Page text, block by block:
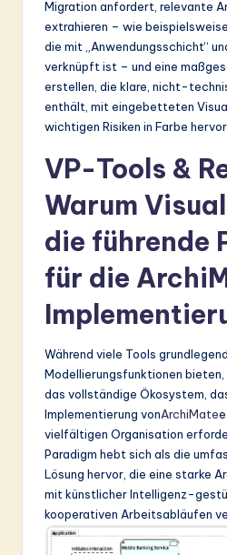
Migration anfordert, relevante
extrahieren – wie
die mit „Anwendungsschicht“
verknüpft ist – und eine
erstellen, die klare, nicht-
enthält, mit eingebetteten
wichtigen Risiken in Farbe
VP-Tools &
Warum
die führende
für die
Während viele Tools
Modellierungsfunktionen
das vollständige Ökosystem,
Implementierung vonArchiMate
vielfältigen Organisation
Paradigm hebt sich als die
Lösung hervor, die eine starke
mit künstlicher Intelligenz-
kooperativen Arbeitsabläufen